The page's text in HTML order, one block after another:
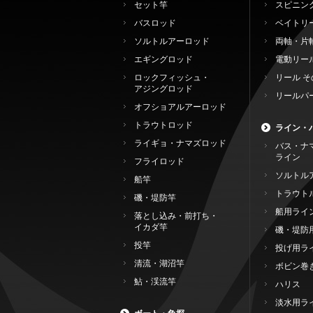
セット竿
バスロッド
ソルトルアーロッド
エギングロッド
ロックフィッシュ・
アジングロッド
オフショアルアーロッド
トラウトロッド
ライギョ・ナマズロッド
フライロッド
船竿
磯・堤防竿
落とし込み・前打ち・
イカダ竿
投竿
清流・湖沼竿
鮎・渓流竿
スピニン
ベイトリ
両軸・片
電動リー
リール
リールパ
ライン・
バス・ナ
ライン
ソルトル
トラウト
船用ライ
磯・堤防
投げ用ラ
ボビン巻
ハリス
淡水用ラ